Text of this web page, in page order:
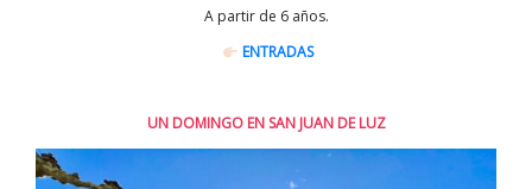
A partir de 6 años.
ENTRADAS
UN DOMINGO EN SAN JUAN DE LUZ